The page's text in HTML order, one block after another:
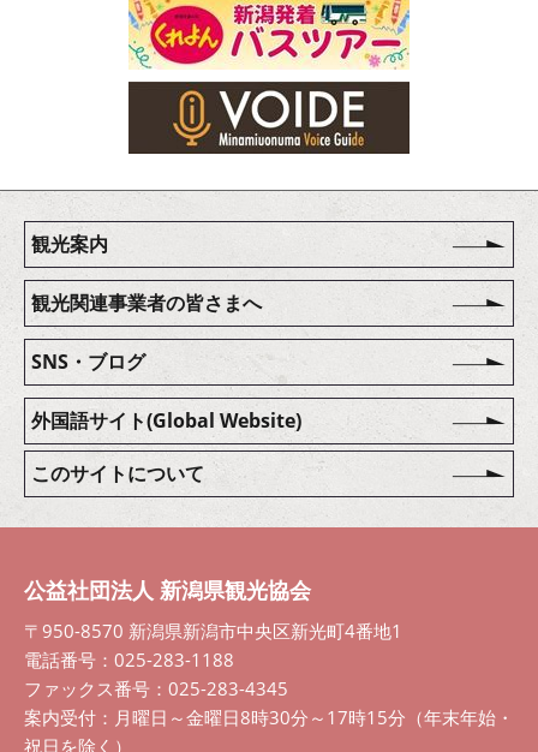
観光案内
観光関連事業者の皆さまへ
SNS・ブログ
外国語サイト(Global Website)
このサイトについて
公益社団法人 新潟県観光協会
〒950-8570 新潟県新潟市中央区新光町4番地1
電話番号：025-283-1188
ファックス番号：025-283-4345
案内受付：月曜日～金曜日8時30分～17時15分（年末年始・
祝日を除く）